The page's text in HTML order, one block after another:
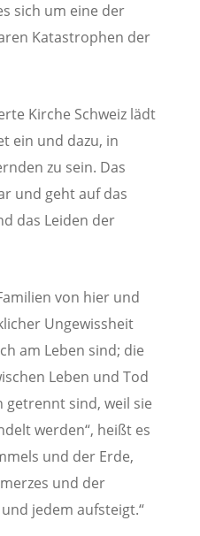
sich um eine der
Katastrophen der
Kirche Schweiz lädt
ein und dazu, in
zu sein. Das
und geht auf das
das Leiden der
von hier und
Ungewissheit
am Leben sind; die
Leben und Tod
getrennt sind, weil sie
werden“, heißt es
und der Erde,
und der
jedem aufsteigt.“